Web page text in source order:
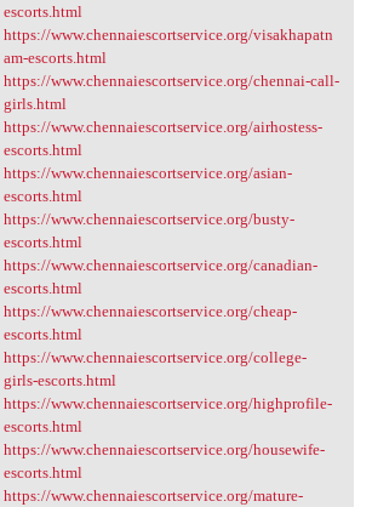
escorts.html
https://www.chennaiescortservice.org/visakhapatn
am-escorts.html
https://www.chennaiescortservice.org/chennai-call-
girls.html
https://www.chennaiescortservice.org/airhostess-
escorts.html
https://www.chennaiescortservice.org/asian-
escorts.html
https://www.chennaiescortservice.org/busty-
escorts.html
https://www.chennaiescortservice.org/canadian-
escorts.html
https://www.chennaiescortservice.org/cheap-
escorts.html
https://www.chennaiescortservice.org/college-
girls-escorts.html
https://www.chennaiescortservice.org/highprofile-
escorts.html
https://www.chennaiescortservice.org/housewife-
escorts.html
https://www.chennaiescortservice.org/mature-